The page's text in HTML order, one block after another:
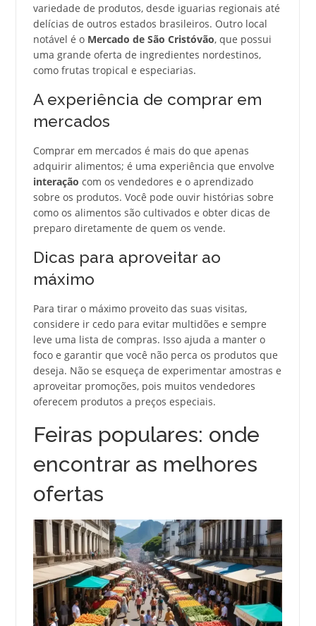
variedade de produtos, desde iguarias regionais até
delícias de outros estados brasileiros. Outro local
notável é o Mercado de São Cristóvão, que possui
uma grande oferta de ingredientes nordestinos,
como frutas tropical e especiarias.
A experiência de comprar em
mercados
Comprar em mercados é mais do que apenas
adquirir alimentos; é uma experiência que envolve
interação com os vendedores e o aprendizado
sobre os produtos. Você pode ouvir histórias sobre
como os alimentos são cultivados e obter dicas de
preparo diretamente de quem os vende.
Dicas para aproveitar ao
máximo
Para tirar o máximo proveito das suas visitas,
considere ir cedo para evitar multidões e sempre
leve uma lista de compras. Isso ajuda a manter o
foco e garantir que você não perca os produtos que
deseja. Não se esqueça de experimentar amostras e
aproveitar promoções, pois muitos vendedores
oferecem produtos a preços especiais.
Feiras populares: onde
encontrar as melhores
ofertas